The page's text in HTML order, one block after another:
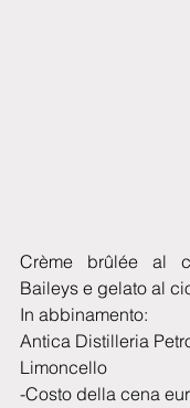
Crème brûlée al
Baileys e gelato al
In abbinamento:
Antica Distilleria
Limoncello
-Costo della cena